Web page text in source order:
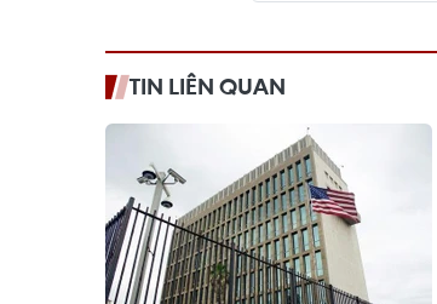
TIN LIÊN QUAN